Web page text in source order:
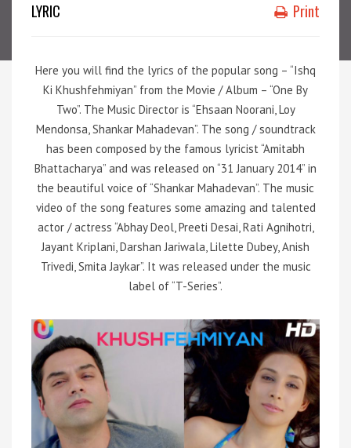
LYRIC Print
Here you will find the lyrics of the popular song – “Ishq
Ki Khushfehmiyan” from the Movie / Album – “One By
Two”. The Music Director is “Ehsaan Noorani, Loy
Mendonsa, Shankar Mahadevan”. The song / soundtrack
has been composed by the famous lyricist “Amitabh
Bhattacharya” and was released on “31 January 2014” in
the beautiful voice of “Shankar Mahadevan”. The music
video of the song features some amazing and talented
actor / actress “Abhay Deol, Preeti Desai, Rati Agnihotri,
Jayant Kriplani, Darshan Jariwala, Lilette Dubey, Anish
Trivedi, Smita Jaykar”. It was released under the music
label of “T-Series”.